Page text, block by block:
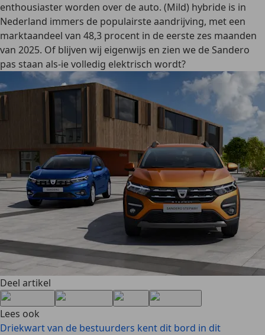
enthousiaster worden over de auto. (Mild) hybride is in
Nederland immers de populairste aandrijving, met een
marktaandeel van 48,3 procent in de eerste zes maanden
van 2025. Of blijven wij eigenwijs en zien we de Sandero
pas staan als-ie volledig elektrisch wordt?
Deel artikel
Lees ook
Driekwart van de bestuurders kent dit bord in dit